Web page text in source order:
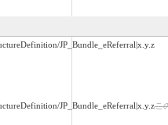
JP_Bundle_eReferral|x.y.z
JP_Bundle_eReferral|x.y.zこ